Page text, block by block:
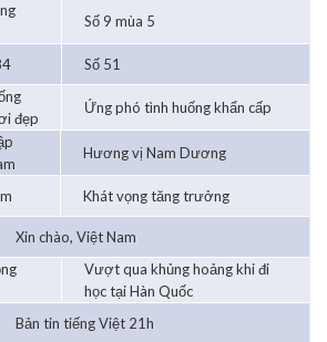
Số 9 mùa 5
Số 51
đẹp
Ứng phó tình huống khẩn cấp
Hương vị Nam Dương
Khát vọng tăng trưởng
Xin chào, Việt Nam
Vượt qua khủng hoảng khi đi
học tại Hàn Quốc
Bản tin tiếng Việt 21h